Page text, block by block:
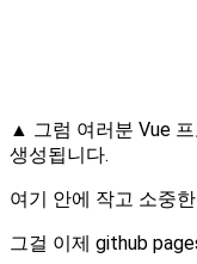
▲ 그럼 여러분 Vue
생성됩니다.
여기 안에 작고 소중
그걸 이제 github